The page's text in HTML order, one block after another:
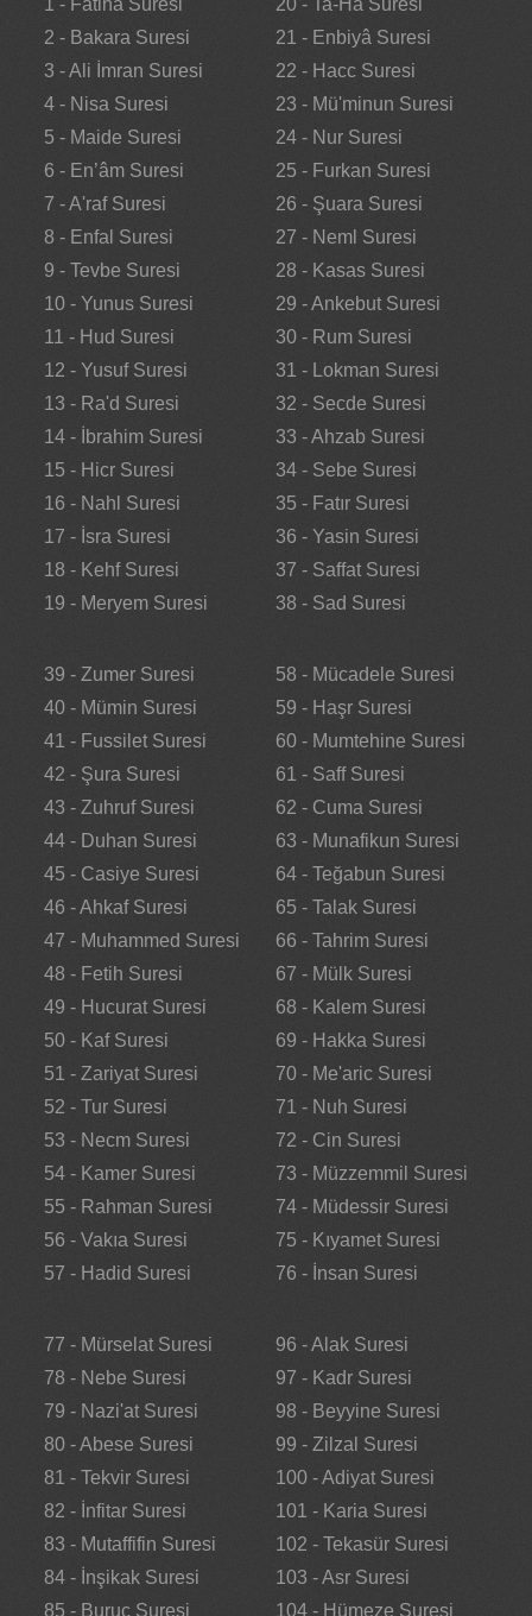
2 - Bakara Suresi
3 - Ali İmran Suresi
4 - Nisa Suresi
5 - Maide Suresi
6 - En’âm Suresi
7 - A'raf Suresi
8 - Enfal Suresi
9 - Tevbe Suresi
10 - Yunus Suresi
11 - Hud Suresi
12 - Yusuf Suresi
13 - Ra'd Suresi
14 - İbrahim Suresi
15 - Hicr Suresi
16 - Nahl Suresi
17 - İsra Suresi
18 - Kehf Suresi
19 - Meryem Suresi
21 - Enbiyâ Suresi
22 - Hacc Suresi
23 - Mü'minun Suresi
24 - Nur Suresi
25 - Furkan Suresi
26 - Şuara Suresi
27 - Neml Suresi
28 - Kasas Suresi
29 - Ankebut Suresi
30 - Rum Suresi
31 - Lokman Suresi
32 - Secde Suresi
33 - Ahzab Suresi
34 - Sebe Suresi
35 - Fatır Suresi
36 - Yasin Suresi
37 - Saffat Suresi
38 - Sad Suresi
39 - Zumer Suresi
40 - Mümin Suresi
41 - Fussilet Suresi
42 - Şura Suresi
43 - Zuhruf Suresi
44 - Duhan Suresi
45 - Casiye Suresi
46 - Ahkaf Suresi
47 - Muhammed Suresi
48 - Fetih Suresi
49 - Hucurat Suresi
50 - Kaf Suresi
51 - Zariyat Suresi
52 - Tur Suresi
53 - Necm Suresi
54 - Kamer Suresi
55 - Rahman Suresi
56 - Vakıa Suresi
57 - Hadid Suresi
58 - Mücadele Suresi
59 - Haşr Suresi
60 - Mumtehine Suresi
61 - Saff Suresi
62 - Cuma Suresi
63 - Munafikun Suresi
64 - Teğabun Suresi
65 - Talak Suresi
66 - Tahrim Suresi
67 - Mülk Suresi
68 - Kalem Suresi
69 - Hakka Suresi
70 - Me'aric Suresi
71 - Nuh Suresi
72 - Cin Suresi
73 - Müzzemmil Suresi
74 - Müdessir Suresi
75 - Kıyamet Suresi
76 - İnsan Suresi
77 - Mürselat Suresi
78 - Nebe Suresi
79 - Nazi'at Suresi
80 - Abese Suresi
81 - Tekvir Suresi
82 - İnfitar Suresi
83 - Mutaffifin Suresi
84 - İnşikak Suresi
85 - Buruc Suresi
96 - Alak Suresi
97 - Kadr Suresi
98 - Beyyine Suresi
99 - Zilzal Suresi
100 - Adiyat Suresi
101 - Karia Suresi
102 - Tekasür Suresi
103 - Asr Suresi
104 - Hümeze Suresi